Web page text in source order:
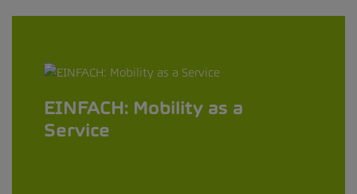
EINFACH: Mobility as a
Service